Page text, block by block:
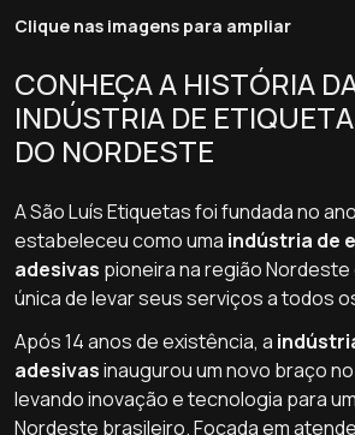
Clique nas imagens para ampliar
CONHEÇA A HISTÓRIA
INDÚSTRIA DE
DO NORDESTE
A São Luís Etiquetas foi fundada no
estabeleceu como uma indústria de
adesivas pioneira na região
única de levar seus serviços a todos
Após 14 anos de existência, a
adesivasinaugurou um novo braço
levando inovação e tecnologia para
Nordeste brasileiro. Focada em